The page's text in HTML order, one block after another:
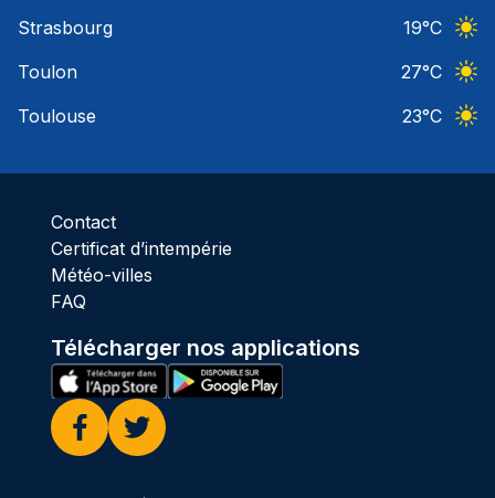
Strasbourg
19°C
Toulon
27°C
Toulouse
23°C
Contact
Certificat d’intempérie
Météo-villes
FAQ
Télécharger nos applications
Facebook
Twitter